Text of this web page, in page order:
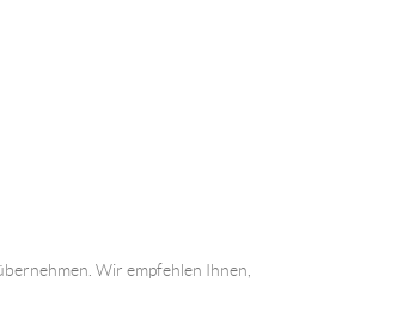
Wir empfehlen Ihnen,